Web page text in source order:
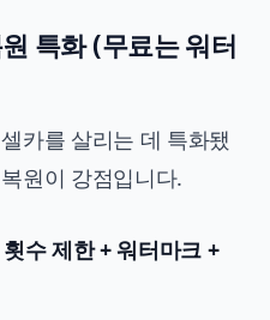
특화 (무료는 워터
카를 살리는 데 특화됐
원이 강점입니다.
수 제한 + 워터마크 +